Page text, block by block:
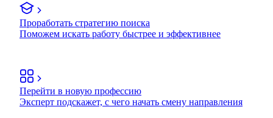
Проработать стратегию поиска
Поможем искать работу быстрее и эффективнее
Перейти в новую профессию
Эксперт подскажет, с чего начать смену направления